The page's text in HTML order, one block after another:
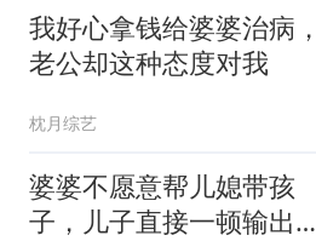
我好心拿钱给婆婆治病，
老公却这种态度对我
枕月综艺
婆婆不愿意帮儿媳带孩
子，儿子直接一顿输出替